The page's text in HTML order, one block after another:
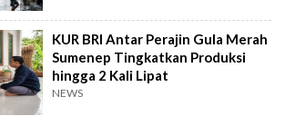
KUR BRI Antar Perajin Gula Merah
Sumenep Tingkatkan Produksi
hingga 2 Kali Lipat
NEWS